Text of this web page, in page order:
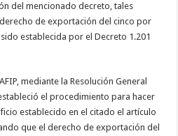
del mencionado decreto, tales
de exportación del cinco por
establecida por el Decreto 1.201
mediante la Resolución General
el procedimiento para hacer
establecido en el citado el artículo
que el derecho de exportación del